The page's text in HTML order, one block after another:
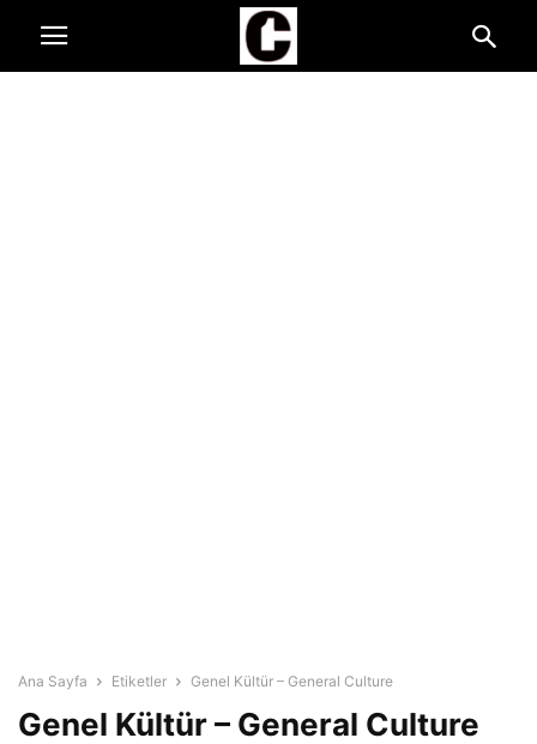
Ana Sayfa Etiketler Genel Kültür – General Culture
Genel Kültür – General Culture